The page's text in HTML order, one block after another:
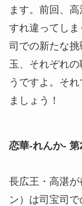
ます。前回、
すれ違ってし
司での新たな
玉、それぞれ
うですよ。そ
ましょう！
恋華-れんか-
長広王・高湛
ン）は司宝司